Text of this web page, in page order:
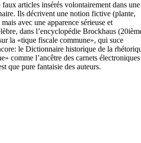
articles insérés volontairement dans une
Ils décrivent une notion fictive (plante,
avec une apparence sérieuse et
dans l’encyclopédie Brockhaus
la «tique fiscale commune», qui suce
le Dictionnaire historique de la
comme l’ancêtre des carnets électroniques
que pure fantaisie des auteurs.